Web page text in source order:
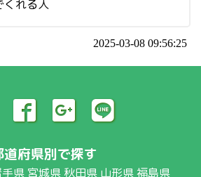
れる人
2025-03-08 09:56:25
道府県別で探す
県 宮城県 秋田県 山形県福島県